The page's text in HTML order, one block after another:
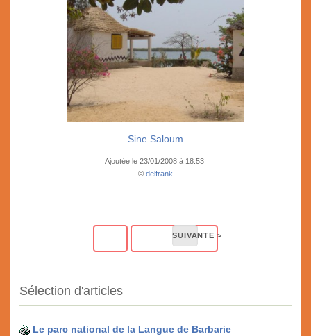
Sine Saloum
Ajoutée le 23/01/2008 à 18:53
© delfrank
Sélection d'articles
Le parc national de la Langue de Barbarie